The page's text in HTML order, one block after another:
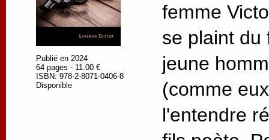
Publié en 2024
64 pages - 11.00 €
ISBN: 978-2-8071-0406-8
Disponible
femme
se plaint du
jeune
(comme
l'entendre